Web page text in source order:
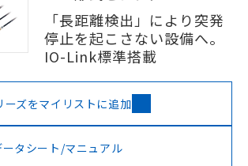
「長距離検出」により突発
停止を起こさない設備へ。
IO-Link標準搭載
ーズをマイリストに追加
タシート/マニュアル